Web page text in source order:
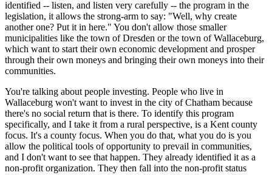
identified -- listen, and listen very carefully -- the program in the
legislation, it allows the strong-arm to say: "Well, why create
another one? Put it in here." You don't allow those smaller
municipalities like the town of Dresden or the town of Wallaceburg,
which want to start their own economic development and prosper
through their own moneys and bringing their own moneys into their
communities.
You're talking about people investing. People who live in
Wallaceburg won't want to invest in the city of Chatham because
there's no social return that is there. To identify this program
specifically, and I take it from a rural perspective, is a Kent county
focus. It's a county focus. When you do that, what you do is you
allow the political tools of opportunity to prevail in communities,
and I don't want to see that happen. They already identified it as a
non-profit organization. They then fall into the non-profit status